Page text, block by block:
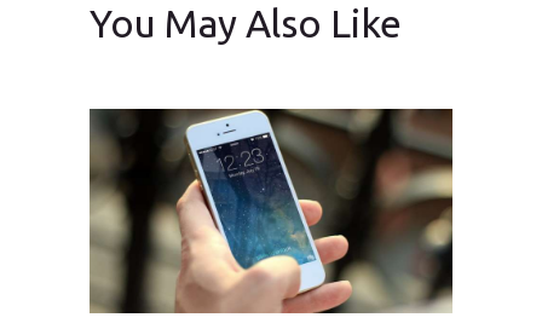
You May Also Like